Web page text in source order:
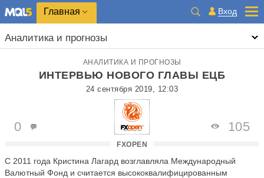
Главная Вход
Аналитика и прогнозы
АНАЛИТИКА И ПРОГНОЗЫ
ИНТЕРВЬЮ НОВОГО ГЛАВЫ ЕЦБ
24 сентября 2019, 12:03
FXOPEN
0 105
С 2011 года Кристина Лагард возглавляла Международный
Валютный Фонд и считается высококвалифицированным